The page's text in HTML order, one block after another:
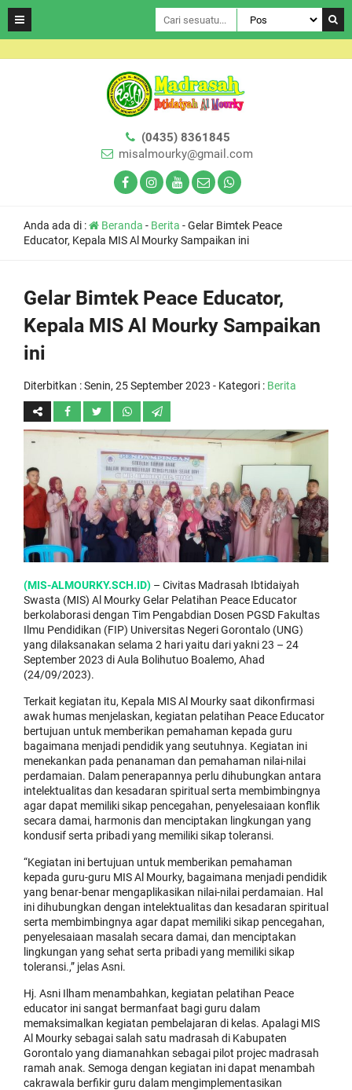
(0435) 8361845
misalmourky@gmail.com
Anda ada di : Beranda - Berita -Gelar Bimtek Peace
Educator, Kepala MIS Al Mourky Sampaikan ini
Gelar Bimtek Peace Educator,
Kepala MIS Al Mourky Sampaikan
ini
Diterbitkan :Senin, 25 September 2023 - Kategori : Berita
(MIS-ALMOURKY.SCH.ID) – Civitas Madrasah Ibtidaiyah
Swasta (MIS) Al Mourky Gelar Pelatihan Peace Educator
berkolaborasi dengan Tim Pengabdian Dosen PGSD Fakultas
Ilmu Pendidikan (FIP) Universitas Negeri Gorontalo (UNG)
yang dilaksanakan selama 2 hari yaitu dari yakni 23 – 24
September 2023 di Aula Bolihutuo Boalemo, Ahad
(24/09/2023).
Terkait kegiatan itu, Kepala MIS Al Mourky saat dikonfirmasi
awak humas menjelaskan, kegiatan pelatihan Peace Educator
bertujuan untuk memberikan pemahaman kepada guru
bagaimana menjadi pendidik yang seutuhnya. Kegiatan ini
menekankan pada penanaman dan pemahaman nilai-nilai
perdamaian. Dalam penerapannya perlu dihubungkan antara
intelektualitas dan kesadaran spiritual serta membimbingnya
agar dapat memiliki sikap pencegahan, penyelesaiaan konflik
secara damai, harmonis dan menciptakan lingkungan yang
kondusif serta pribadi yang memiliki sikap toleransi.
“Kegiatan ini bertujuan untuk memberikan pemahaman
kepada guru-guru MIS Al Mourky, bagaimana menjadi pendidik
yang benar-benar mengaplikasikan nilai-nilai perdamaian. Hal
ini dihubungkan dengan intelektualitas dan kesadaran spiritual
serta membimbingnya agar dapat memiliki sikap pencegahan,
penyelesaiaan masalah secara damai, dan menciptakan
lingkungan yang sehat serta pribadi yang memiliki sikap
toleransi.,” jelas Asni.
Hj. Asni Ilham menambahkan, kegiatan pelatihan Peace
educator ini sangat bermanfaat bagi guru dalam
memaksimalkan kegiatan pembelajaran di kelas. Apalagi MIS
Al Mourky sebagai salah satu madrasah di Kabupaten
Gorontalo yang diamanahkan sebagai pilot projec madrasah
ramah anak. Semoga dengan kegiatan ini dapat menambah
cakrawala berfikir guru dalam mengimplementasikan